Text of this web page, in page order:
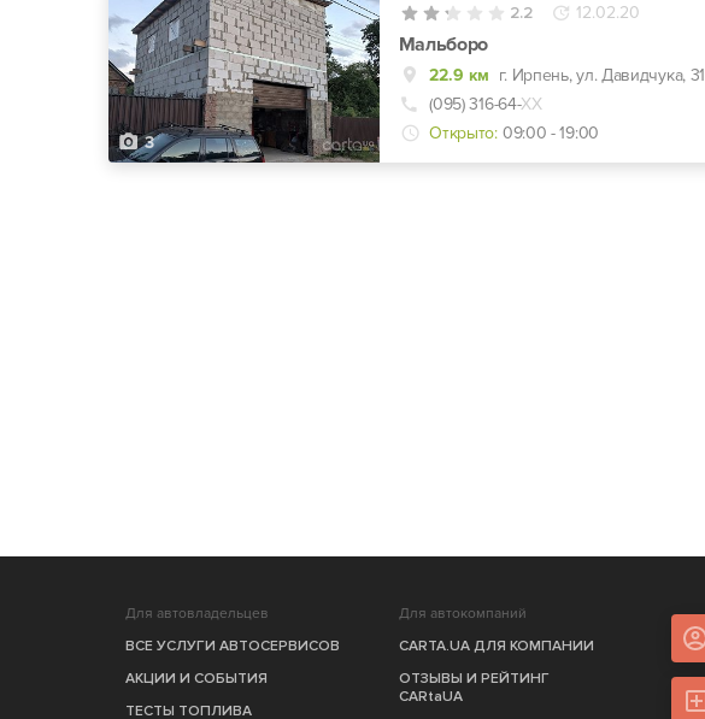
3
2.2 12.02.20
Мальборо
22.9 км г. Ирпень, ул. Давидчука, 31
(095) 316-64-ХХ
Открыто: 09:00 - 19:00
Для автовладельцев
ВСЕ УСЛУГИ АВТОСЕРВИСОВ
АКЦИИ И СОБЫТИЯ
ТЕСТЫ ТОПЛИВА
Для автокомпаний
CARTA.UA ДЛЯ КОМПАНИИ
ОТЗЫВЫ И РЕЙТИНГ
CARtaUA